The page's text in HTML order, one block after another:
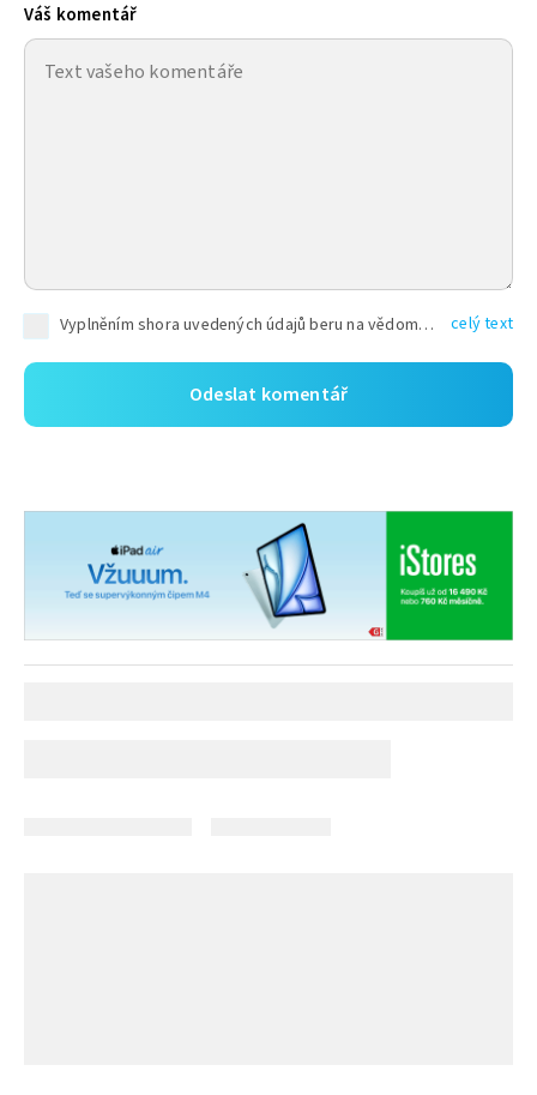
Váš komentář
Vyplněním shora uvedených údajů beru na vědomí, že společnost TEXT FACTORY s.r.o., sídlem Brno, Durďákova 336/29, Černá Pole, PSČ: 613 00, IČ: 06157831, zapsané u Krajského soudu v Brně, oddíl C, vložka 100399, bude zpracovávat mé osobní údaje uvedené v rámci mnou vyplněného registračního formuláře na základě oprávněných zájmů TEXT FACTORY s.r.o. dle čl. 6 odst. 1 písm. f) GDPR a pro splnění právních povinností (čl. 6 odst. 1 písm. c) GDPR), a to pro tyto účely: nezbytnost zajistit oprávnění návštěvníka webových stránek provozovaných společností TEXT FACTORY s.r.o. přispívat aktivně ke zveřejněným článkům nebo v rámci diskusních fór a výkon práv TEXT FACTORY s.r.o. jako administrátora těchto diskusních fór. Více informací o zpracování osobních údajů a právech lze nalézt v celý text